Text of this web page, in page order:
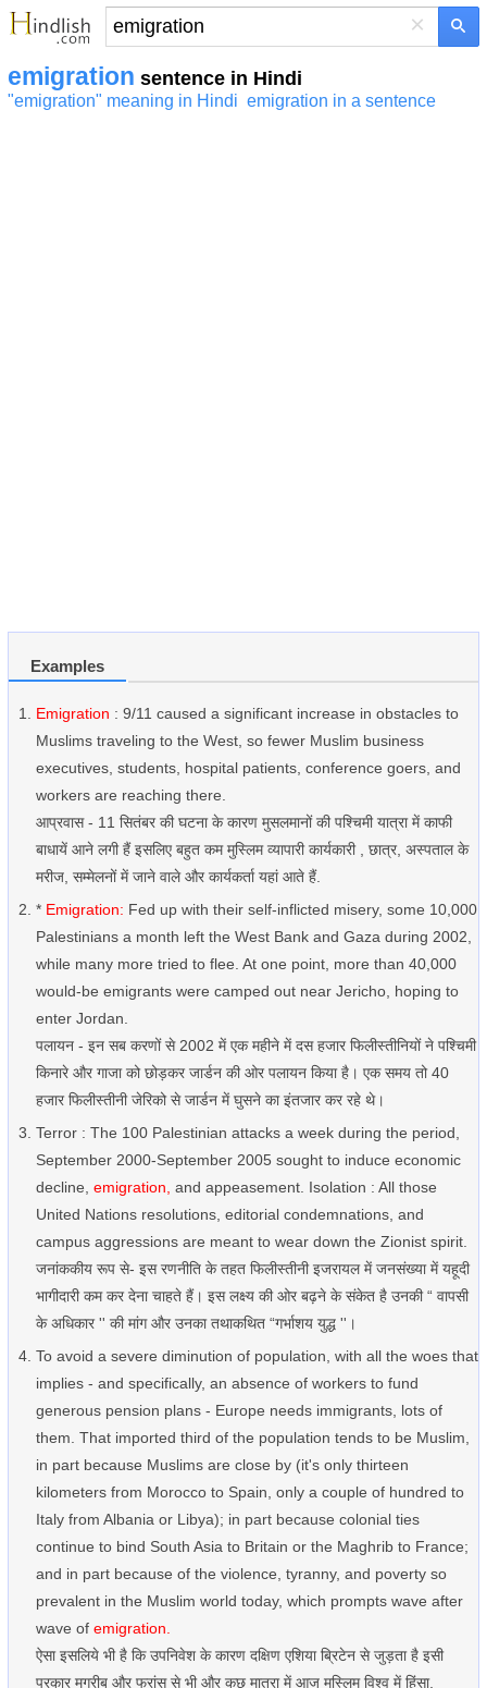
×
emigration sentence in Hindi
"emigration" meaning in Hindi emigration in a sentence
Examples
Emigration : 9/11 caused a significant increase in obstacles to
Muslims traveling to the West, so fewer Muslim business
executives, students, hospital patients, conference goers, and
workers are reaching there.
आप्रवास - 11 सितंबर की घटना के कारण मुसलमानों की पश्चिमी यात्रा में काफी
बाधायें आने लगी हैं इसलिए बहुत कम मुस्लिम व्यापारी कार्यकारी , छात्र, अस्पताल के
मरीज, सम्मेलनों में जाने वाले और कार्यकर्ता यहां आते हैं.
* Emigration: Fed up with their self-inflicted misery, some 10,000
Palestinians a month left the West Bank and Gaza during 2002,
while many more tried to flee. At one point, more than 40,000
would-be emigrants were camped out near Jericho, hoping to
enter Jordan.
पलायन - इन सब करणों से 2002 में एक महीने में दस हजार फिलीस्तीनियों ने पश्चिमी
किनारे और गाजा को छोड़कर जार्डन की ओर पलायन किया है। एक समय तो 40
हजार फिलीस्तीनी जेरिको से जार्डन में घुसने का इंतजार कर रहे थे।
Terror : The 100 Palestinian attacks a week during the period,
September 2000-September 2005 sought to induce economic
decline, emigration, and appeasement. Isolation : All those
United Nations resolutions, editorial condemnations, and
campus aggressions are meant to wear down the Zionist spirit.
जनांककीय रूप से- इस रणनीति के तहत फिलीस्तीनी इजरायल में जनसंख्या में यहूदी
भागीदारी कम कर देना चाहते हैं। इस लक्ष्य की ओर बढ़ने के संकेत है उनकी “ वापसी
के अधिकार '' की मांग और उनका तथाकथित “गर्भाशय युद्ध ''।
To avoid a severe diminution of population, with all the woes that
implies - and specifically, an absence of workers to fund
generous pension plans - Europe needs immigrants, lots of
them. That imported third of the population tends to be Muslim,
in part because Muslims are close by (it's only thirteen
kilometers from Morocco to Spain, only a couple of hundred to
Italy from Albania or Libya); in part because colonial ties
continue to bind South Asia to Britain or the Maghrib to France;
and in part because of the violence, tyranny, and poverty so
prevalent in the Muslim world today, which prompts wave after
wave of emigration.
ऐसा इसलिये भी है कि उपनिवेश के कारण दक्षिण एशिया ब्रिटेन से जुड़ता है इसी
प्रकार मगरीब और फ्रांस से भी और कुछ मात्रा में आज मुस्लिम विश्व में हिंसा,